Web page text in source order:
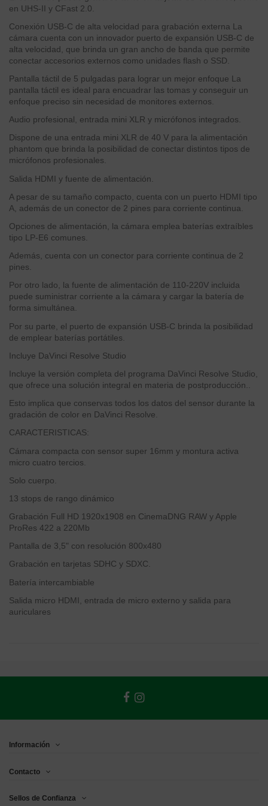
en UHS-II y CFast 2.0.
Conexión USB-C de alta velocidad para grabación externa La
cámara cuenta con un innovador puerto de expansión USB-C de
alta velocidad, que brinda un gran ancho de banda que permite
conectar accesorios externos como unidades flash o SSD.
Pantalla táctil de 5 pulgadas para lograr un mejor enfoque La
pantalla táctil es ideal para encuadrar las tomas y conseguir un
enfoque preciso sin necesidad de monitores externos.
Audio profesional, entrada mini XLR y micrófonos integrados.
Dispone de una entrada mini XLR de 40 V para la alimentación
phantom que brinda la posibilidad de conectar distintos tipos de
micrófonos profesionales.
Salida HDMI y fuente de alimentación.
A pesar de su tamaño compacto, cuenta con un puerto HDMI tipo
A, además de un conector de 2 pines para corriente continua.
Opciones de alimentación, la cámara emplea baterías extraíbles
tipo LP-E6 comunes.
Además, cuenta con un conector para corriente continua de 2
pines.
Por otro lado, la fuente de alimentación de 110-220V incluida
puede suministrar corriente a la cámara y cargar la batería de
forma simultánea.
Por su parte, el puerto de expansión USB-C brinda la posibilidad
de emplear baterías portátiles.
Incluye DaVinci Resolve Studio
Incluye la versión completa del programa DaVinci Resolve Studio,
que ofrece una solución integral en materia de postproducción..
Esto implica que conservas todos los datos del sensor durante la
gradación de color en DaVinci Resolve.
CARACTERISTICAS:
Cámara compacta con sensor super 16mm y montura activa
micro cuatro tercios.
Solo cuerpo.
13 stops de rango dinámico
Grabación Full HD 1920x1908 en CinemaDNG RAW y Apple
ProRes 422 a 220Mb
Pantalla de 3,5" con resolución 800x480
Grabación en tarjetas SDHC y SDXC.
Batería intercambiable
Salida micro HDMI, entrada de micro externo y salida para
auriculares
Información
Contacto
Sellos de Confianza